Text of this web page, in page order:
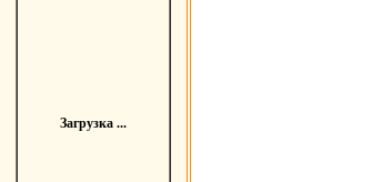
Загрузка ...